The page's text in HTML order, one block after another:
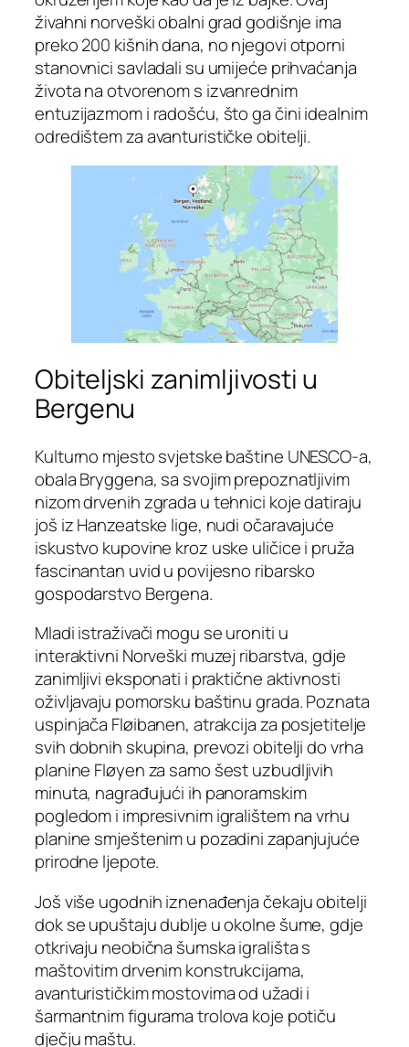
živahni norveški obalni grad godišnje ima
preko 200 kišnih dana, no njegovi otporni
stanovnici savladali su umijeće prihvaćanja
života na otvorenom s izvanrednim
entuzijazmom i radošću, što ga čini idealnim
odredištem za avanturističke obitelji.
Obiteljski zanimljivosti u
Bergenu
Kulturno mjesto svjetske baštine UNESCO-a,
obala Bryggena, sa svojim prepoznatljivim
nizom drvenih zgrada u tehnici koje datiraju
još iz Hanzeatske lige, nudi očaravajuće
iskustvo kupovine kroz uske uličice i pruža
fascinantan uvid u povijesno ribarsko
gospodarstvo Bergena.
Mladi istraživači mogu se uroniti u
interaktivni Norveški muzej ribarstva, gdje
zanimljivi eksponati i praktične aktivnosti
oživljavaju pomorsku baštinu grada. Poznata
uspinjača Fløibanen, atrakcija za posjetitelje
svih dobnih skupina, prevozi obitelji do vrha
planine Fløyen za samo šest uzbudljivih
minuta, nagrađujući ih panoramskim
pogledom i impresivnim igralištem na vrhu
planine smještenim u pozadini zapanjujuće
prirodne ljepote.
Još više ugodnih iznenađenja čekaju obitelji
dok se upuštaju dublje u okolne šume, gdje
otkrivaju neobična šumska igrališta s
maštovitim drvenim konstrukcijama,
avanturističkim mostovima od užadi i
šarmantnim figurama trolova koje potiču
dječju maštu.